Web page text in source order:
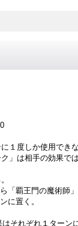
１度しか使用できな
」は相手の効果で
「覇王門の魔術師
に置く。
それぞれ１ターン